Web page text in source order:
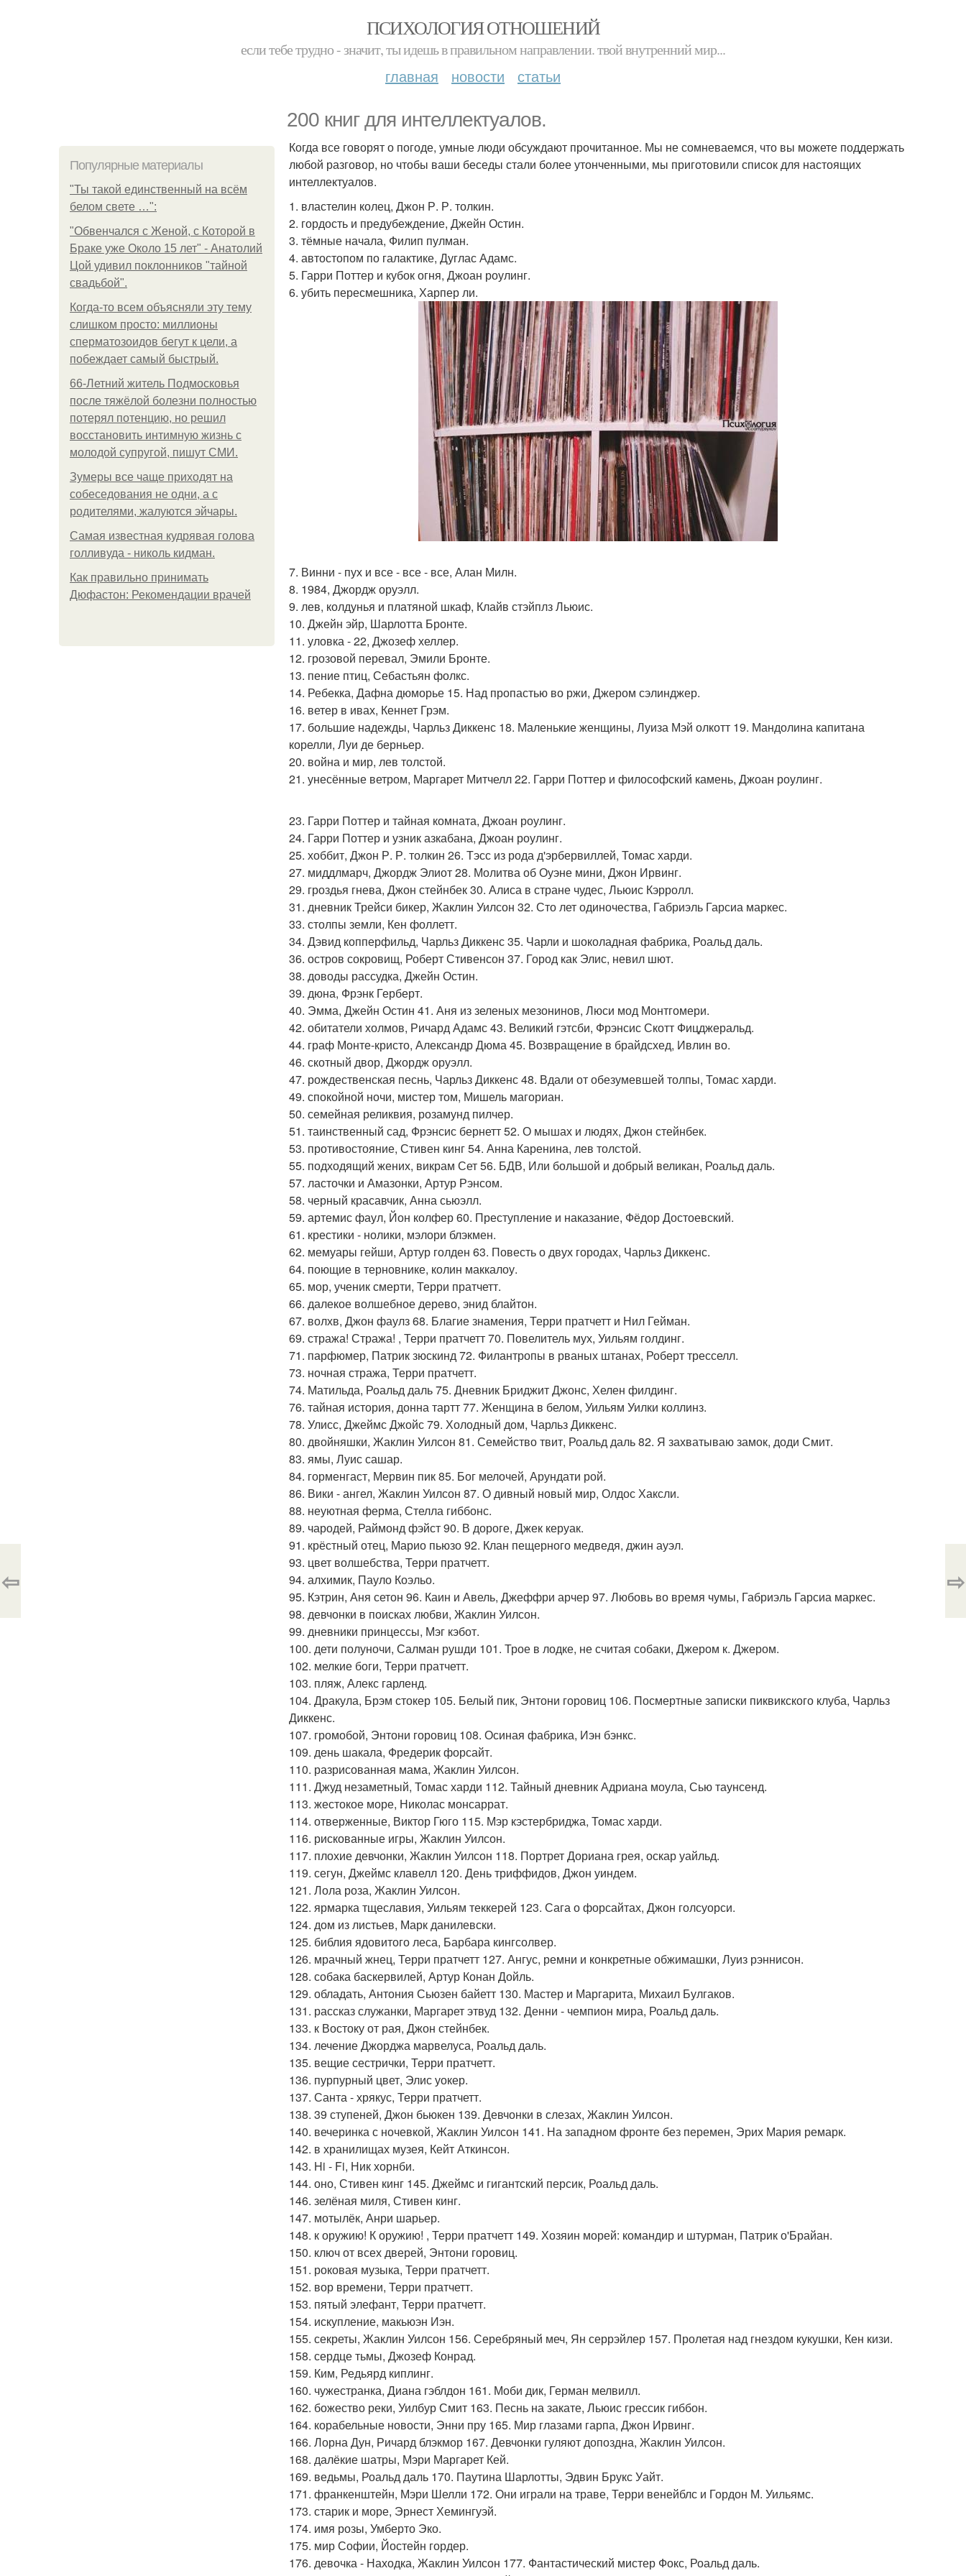
ПСИХОЛОГИЯ ОТНОШЕНИЙ
если тебе трудно - значит, ты идешь в правильном направлении. твой внутренний мир...
главная новости статьи
200 книг для интеллектуалов.
Популярные материалы
"Ты такой единственный на всём
белом свете …":
"Обвенчался с Женой, с Которой в
Браке уже Около 15 лет" - Анатолий
Цой удивил поклонников "тайной
свадьбой".
Когда-то всем объясняли эту тему
слишком просто: миллионы
сперматозоидов бегут к цели, а
побеждает самый быстрый.
66-Летний житель Подмосковья
после тяжёлой болезни полностью
потерял потенцию, но решил
восстановить интимную жизнь с
молодой супругой, пишут СМИ.
Зумеры все чаще приходят на
собеседования не одни, а с
родителями, жалуются эйчары.
Самая известная кудрявая голова
голливуда - николь кидман.
Как правильно принимать
Дюфастон: Рекомендации врачей
Когда все говорят о погоде, умные люди обсуждают прочитанное. Мы не сомневаемся, что вы можете поддержать
любой разговор, но чтобы ваши беседы стали более утонченными, мы приготовили список для настоящих
интеллектуалов.
1. властелин колец, Джон Р. Р. толкин.
2. гордость и предубеждение, Джейн Остин.
3. тёмные начала, Филип пулман.
4. автостопом по галактике, Дуглас Адамс.
5. Гарри Поттер и кубок огня, Джоан роулинг.
6. убить пересмешника, Харпер ли.
7. Винни - пух и все - все - все, Алан Милн.
8. 1984, Джордж оруэлл.
9. лев, колдунья и платяной шкаф, Клайв стэйплз Льюис.
10. Джейн эйр, Шарлотта Бронте.
11. уловка - 22, Джозеф хеллер.
12. грозовой перевал, Эмили Бронте.
13. пение птиц, Себастьян фолкс.
14. Ребекка, Дафна дюморье 15. Над пропастью во ржи, Джером сэлинджер.
16. ветер в ивах, Кеннет Грэм.
17. большие надежды, Чарльз Диккенс 18. Маленькие женщины, Луиза Мэй олкотт 19. Мандолина капитана
корелли, Луи де берньер.
20. война и мир, лев толстой.
21. унесённые ветром, Маргарет Митчелл 22. Гарри Поттер и философский камень, Джоан роулинг.
23. Гарри Поттер и тайная комната, Джоан роулинг.
24. Гарри Поттер и узник азкабана, Джоан роулинг.
25. хоббит, Джон Р. Р. толкин 26. Тэсс из рода д'эрбервиллей, Томас харди.
27. миддлмарч, Джордж Элиот 28. Молитва об Оуэне мини, Джон Ирвинг.
29. гроздья гнева, Джон стейнбек 30. Алиса в стране чудес, Льюис Кэрролл.
31. дневник Трейси бикер, Жаклин Уилсон 32. Сто лет одиночества, Габриэль Гарсиа маркес.
33. столпы земли, Кен фоллетт.
34. Дэвид копперфильд, Чарльз Диккенс 35. Чарли и шоколадная фабрика, Роальд даль.
36. остров сокровищ, Роберт Стивенсон 37. Город как Элис, невил шют.
38. доводы рассудка, Джейн Остин.
39. дюна, Фрэнк Герберт.
40. Эмма, Джейн Остин 41. Аня из зеленых мезонинов, Люси мод Монтгомери.
42. обитатели холмов, Ричард Адамс 43. Великий гэтсби, Фрэнсис Скотт Фицджеральд.
44. граф Монте-кристо, Александр Дюма 45. Возвращение в брайдсхед, Ивлин во.
46. скотный двор, Джордж оруэлл.
47. рождественская песнь, Чарльз Диккенс 48. Вдали от обезумевшей толпы, Томас харди.
49. спокойной ночи, мистер том, Мишель магориан.
50. семейная реликвия, розамунд пилчер.
51. таинственный сад, Фрэнсис бернетт 52. О мышах и людях, Джон стейнбек.
53. противостояние, Стивен кинг 54. Анна Каренина, лев толстой.
55. подходящий жених, викрам Сет 56. БДВ, Или большой и добрый великан, Роальд даль.
57. ласточки и Амазонки, Артур Рэнсом.
58. черный красавчик, Анна сьюэлл.
59. артемис фаул, Йон колфер 60. Преступление и наказание, Фёдор Достоевский.
61. крестики - нолики, мэлори блэкмен.
62. мемуары гейши, Артур голден 63. Повесть о двух городах, Чарльз Диккенс.
64. поющие в терновнике, колин маккалоу.
65. мор, ученик смерти, Терри пратчетт.
66. далекое волшебное дерево, энид блайтон.
67. волхв, Джон фаулз 68. Благие знамения, Терри пратчетт и Нил Гейман.
69. стража! Стража! , Терри пратчетт 70. Повелитель мух, Уильям голдинг.
71. парфюмер, Патрик зюскинд 72. Филантропы в рваных штанах, Роберт тресселл.
73. ночная стража, Терри пратчетт.
74. Матильда, Роальд даль 75. Дневник Бриджит Джонс, Хелен филдинг.
76. тайная история, донна тартт 77. Женщина в белом, Уильям Уилки коллинз.
78. Улисс, Джеймс Джойс 79. Холодный дом, Чарльз Диккенс.
80. двойняшки, Жаклин Уилсон 81. Семейство твит, Роальд даль 82. Я захватываю замок, доди Смит.
83. ямы, Луис сашар.
84. горменгаст, Мервин пик 85. Бог мелочей, Арундати рой.
86. Вики - ангел, Жаклин Уилсон 87. О дивный новый мир, Олдос Хаксли.
88. неуютная ферма, Стелла гиббонс.
89. чародей, Раймонд фэйст 90. В дороге, Джек керуак.
91. крёстный отец, Марио пьюзо 92. Клан пещерного медведя, джин ауэл.
93. цвет волшебства, Терри пратчетт.
94. алхимик, Пауло Коэльо.
95. Кэтрин, Аня сетон 96. Каин и Авель, Джеффри арчер 97. Любовь во время чумы, Габриэль Гарсиа маркес.
98. девчонки в поисках любви, Жаклин Уилсон.
99. дневники принцессы, Мэг кэбот.
100. дети полуночи, Салман рушди 101. Трое в лодке, не считая собаки, Джером к. Джером.
102. мелкие боги, Терри пратчетт.
103. пляж, Алекс гарленд.
104. Дракула, Брэм стокер 105. Белый пик, Энтони горовиц 106. Посмертные записки пиквикского клуба, Чарльз
Диккенс.
107. громобой, Энтони горовиц 108. Осиная фабрика, Иэн бэнкс.
109. день шакала, Фредерик форсайт.
110. разрисованная мама, Жаклин Уилсон.
111. Джуд незаметный, Томас харди 112. Тайный дневник Адриана моула, Сью таунсенд.
113. жестокое море, Николас монсаррат.
114. отверженные, Виктор Гюго 115. Мэр кэстербриджа, Томас харди.
116. рискованные игры, Жаклин Уилсон.
117. плохие девчонки, Жаклин Уилсон 118. Портрет Дориана грея, оскар уайльд.
119. сегун, Джеймс клавелл 120. День триффидов, Джон уиндем.
121. Лола роза, Жаклин Уилсон.
122. ярмарка тщеславия, Уильям теккерей 123. Сага о форсайтах, Джон голсуорси.
124. дом из листьев, Марк данилевски.
125. библия ядовитого леса, Барбара кингсолвер.
126. мрачный жнец, Терри пратчетт 127. Ангус, ремни и конкретные обжимашки, Луиз рэннисон.
128. собака баскервилей, Артур Конан Дойль.
129. обладать, Антония Сьюзен байетт 130. Мастер и Маргарита, Михаил Булгаков.
131. рассказ служанки, Маргарет этвуд 132. Денни - чемпион мира, Роальд даль.
133. к Востоку от рая, Джон стейнбек.
134. лечение Джорджа марвелуса, Роальд даль.
135. вещие сестрички, Терри пратчетт.
136. пурпурный цвет, Элис уокер.
137. Санта - хрякус, Терри пратчетт.
138. 39 ступеней, Джон бьюкен 139. Девчонки в слезах, Жаклин Уилсон.
140. вечеринка с ночевкой, Жаклин Уилсон 141. На западном фронте без перемен, Эрих Мария ремарк.
142. в хранилищах музея, Кейт Аткинсон.
143. Hi - Fi, Ник хорнби.
144. оно, Стивен кинг 145. Джеймс и гигантский персик, Роальд даль.
146. зелёная миля, Стивен кинг.
147. мотылёк, Анри шарьер.
148. к оружию! К оружию! , Терри пратчетт 149. Хозяин морей: командир и штурман, Патрик о'Брайан.
150. ключ от всех дверей, Энтони горовиц.
151. роковая музыка, Терри пратчетт.
152. вор времени, Терри пратчетт.
153. пятый элефант, Терри пратчетт.
154. искупление, макьюэн Иэн.
155. секреты, Жаклин Уилсон 156. Серебряный меч, Ян серрэйлер 157. Пролетая над гнездом кукушки, Кен кизи.
158. сердце тьмы, Джозеф Конрад.
159. Ким, Редьярд киплинг.
160. чужестранка, Диана гэблдон 161. Моби дик, Герман мелвилл.
162. божество реки, Уилбур Смит 163. Песнь на закате, Льюис грессик гиббон.
164. корабельные новости, Энни пру 165. Мир глазами гарпа, Джон Ирвинг.
166. Лорна Дун, Ричард блэкмор 167. Девчонки гуляют допоздна, Жаклин Уилсон.
168. далёкие шатры, Мэри Маргарет Кей.
169. ведьмы, Роальд даль 170. Паутина Шарлотты, Эдвин Брукс Уайт.
171. франкенштейн, Мэри Шелли 172. Они играли на траве, Терри венейблс и Гордон М. Уильямс.
173. старик и море, Эрнест Хемингуэй.
174. имя розы, Умберто Эко.
175. мир Софии, Йостейн гордер.
176. девочка - Находка, Жаклин Уилсон 177. Фантастический мистер Фокс, Роальд даль.
⇦ ⇨